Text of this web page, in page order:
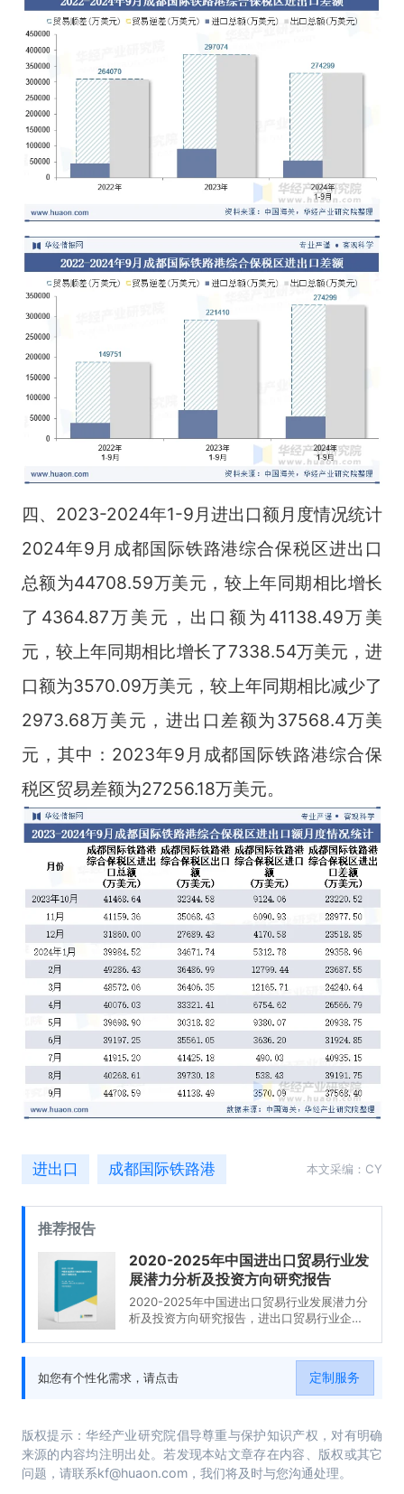
四、2023-2024年1-9月进出口额月度情况统计
2024年9月成都国际铁路港综合保税区进出口
总额为44708.59万美元，较上年同期相比增长
了4364.87万美元，出口额为41138.49万美
元，较上年同期相比增长了7338.54万美元，进
口额为3570.09万美元，较上年同期相比减少了
2973.68万美元，进出口差额为37568.4万美
元，其中：2023年9月成都国际铁路港综合保
税区贸易差额为27256.18万美元。
进出口 成都国际铁路港 本文采编：CY
推荐报告
2020-2025年中国进出口贸易行业发
展潜力分析及投资方向研究报告
2020-2025年中国进出口贸易行业发展潜力分
析及投资方向研究报告，进出口贸易行业企业
国进出口贸易行业发展战略及规划建议。
如您有个性化需求，请点击 定制服务
版权提示：华经产业研究院倡导尊重与保护知识产权，对有明确
来源的内容均注明出处。若发现本站文章存在内容、版权或其它
问题，请联系kf@huaon.com，我们将及时与您沟通处理。